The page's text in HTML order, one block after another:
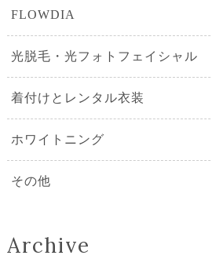
FLOWDIA
光脱毛・光フォトフェイシャル
着付けとレンタル衣装
ホワイトニング
その他
Archive